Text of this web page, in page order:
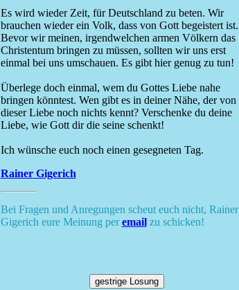
Es wird wieder Zeit, für Deutschland zu beten. Wir
brauchen wieder ein Volk, dass von Gott begeistert ist.
Bevor wir meinen, irgendwelchen armen Völkern das
Christentum bringen zu müssen, sollten wir uns erst
einmal bei uns umschauen. Es gibt hier genug zu tun!
Überlege doch einmal, wem du Gottes Liebe nahe
bringen könntest. Wen gibt es in deiner Nähe, der von
dieser Liebe noch nichts kennt? Verschenke du deine
Liebe, wie Gott dir die seine schenkt!
Ich wünsche euch noch einen gesegneten Tag.
Rainer Gigerich
Bei Fragen und Anregungen scheut euch nicht, Rainer
Gigerich eure Meinung peremailzu schicken!
gestrige Losung